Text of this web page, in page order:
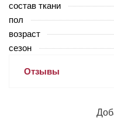
состав ткани
пол
возраст
сезон
Отзывы